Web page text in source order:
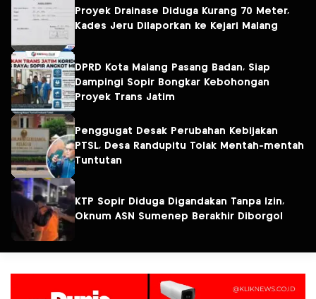
Proyek Drainase Diduga Kurang 70 Meter,
Kades Jeru Dilaporkan ke Kejari Malang
DPRD Kota Malang Pasang Badan, Siap
Dampingi Sopir Bongkar Kebohongan
Proyek Trans Jatim
Penggugat Desak Perubahan Kebijakan
PTSL, Desa Randupitu Tolak Mentah-mentah
Tuntutan
KTP Sopir Diduga Digandakan Tanpa Izin,
Oknum ASN Sumenep Berakhir Diborgol